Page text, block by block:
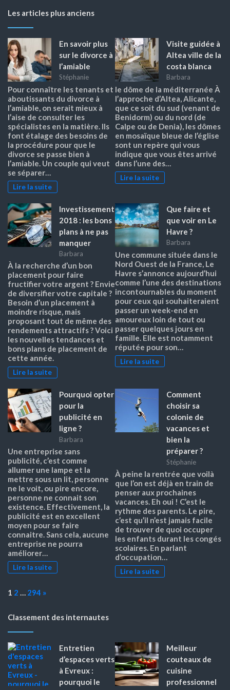
Les articles plus anciens
En savoir plus
sur le divorce à
l’amiable
Stéphanie
Pour connaître les tenants et
aboutissants du divorce à
l’amiable, on serait mieux à
l’aise de consulter les
spécialistes en la matière. Ils
font étalage des besoins de
la procédure pour que le
divorce se passe bien à
l’amiable. Un couple qui veut
se séparer…
Lire la suite
Visite guidée à
Altea ville de la
costa blanca
Barbara
le dôme de la méditerranée À
l’approche d’Altea, Alicante,
que ce soit du sud (venant de
Benidorm) ou du nord (de
Calpe ou de Denia), les dômes
en mosaïque bleue de l’église
sont un repère qui vous
indique que vous êtes arrivé
dans l’une des…
Lire la suite
Investissement
2018 : les bons
plans à ne pas
manquer
Barbara
À la recherche d’un bon
placement pour faire
fructifier votre argent ? Envie
de diversifier votre capitale ?
Besoin d’un placement à
moindre risque, mais
proposant tout de même des
rendements attractifs ? Voici
les nouvelles tendances et
bons plans de placement de
cette année.
Lire la suite
Que faire et
que voir en Le
Havre ?
Barbara
Une commune située dans le
Nord Ouest de la France, Le
Havre s’annonce aujourd’hui
comme l’une des destinations
incontournables du moment
pour ceux qui souhaiteraient
passer un week-end en
amoureux loin de tout ou
passer quelques jours en
famille. Elle est notamment
réputée pour son…
Lire la suite
Pourquoi opter
pour la
publicité en
ligne ?
Barbara
Une entreprise sans
publicité, c’est comme
allumer une lampe et la
mettre sous un lit, personne
ne le voit, ou pire encore,
personne ne connait son
existence. Effectivement, la
publicité est en excellent
moyen pour se faire
connaitre. Sans cela, aucune
entreprise ne pourra
améliorer…
Lire la suite
Comment
choisir sa
colonie de
vacances et
bien la
préparer ?
Stéphanie
À peine la rentrée que voilà
que l’on est déjà en train de
penser aux prochaines
vacances. Eh oui ! C’est le
rythme des parents. Le pire,
c’est qu’il n’est jamais facile
de trouver de quoi occuper
les enfants durant les congés
scolaires. En parlant
d’occupation…
Lire la suite
Page:
1 2 … 294 Next
»
Classement des internautes
Entretien
d’espaces verts
à Evreux :
pourquoi le
Meilleur
couteaux de
cuisine
professionnel